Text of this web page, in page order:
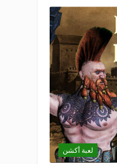
لعبة أكشن